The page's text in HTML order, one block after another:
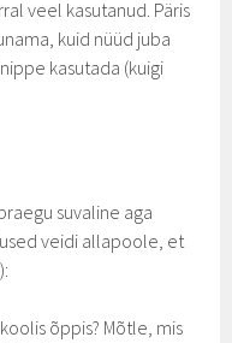
veel kasutanud. Päris
kuid nüüd juba
kasutada (kuigi
suvaline aga
veidi allapoole, et
õppis? Mõtle, mis